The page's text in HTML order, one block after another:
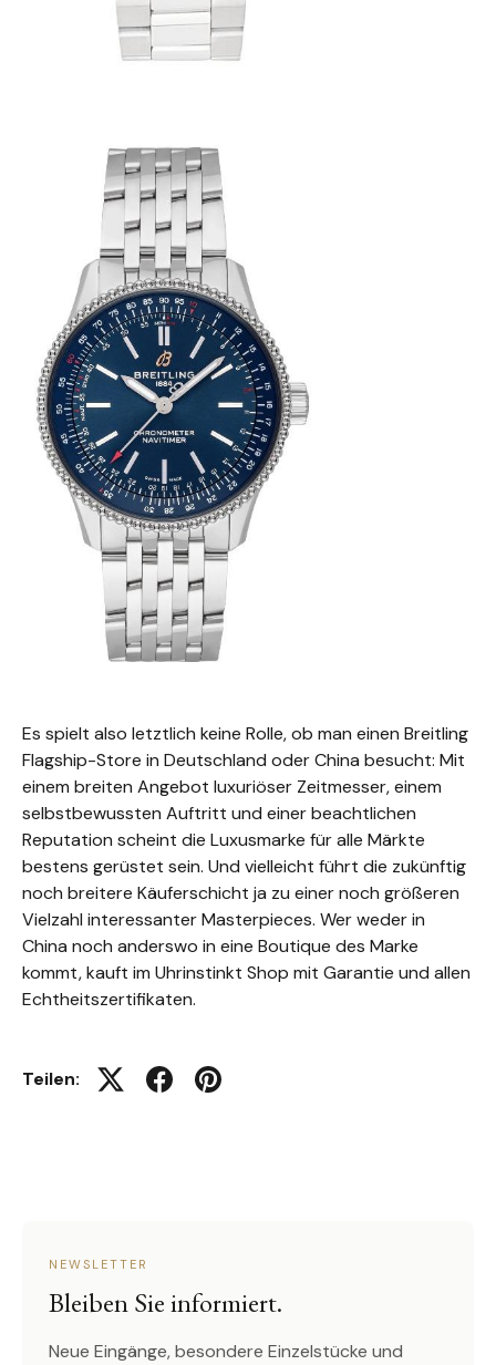
Es spielt also letztlich keine Rolle, ob man einen Breitling
Flagship-Store in Deutschland oder China besucht: Mit
einem breiten Angebot luxuriöser Zeitmesser, einem
selbstbewussten Auftritt und einer beachtlichen
Reputation scheint die Luxusmarke für alle Märkte
bestens gerüstet sein. Und vielleicht führt die zukünftig
noch breitere Käuferschicht ja zu einer noch größeren
Vielzahl interessanter Masterpieces. Wer weder in
China noch anderswo in eine Boutique des Marke
kommt, kauft im Uhrinstinkt Shop mit Garantie und allen
Echtheitszertifikaten.
Teilen: Auf Twitter twittern
Auf Facebook teilen
Auf Pinterest pinnen
NEWSLETTER
Bleiben Sie informiert.
Neue Eingänge, besondere Einzelstücke und